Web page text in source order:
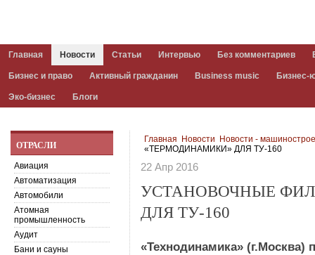
Главная Новости Статьи Интервью Без комментариев
Бизнес и право Активный гражданин Business music Бизнес-
Эко-бизнес Блоги
Главная Новости
Новости -
«ТЕРМОДИНАМИКИ» ДЛЯ ТУ-160
22 Апр 2016
УСТАНОВОЧНЫЕ
ДЛЯ ТУ-160
«Технодинамика» (г.Москва)
ОТРАСЛИ
Авиация
Автоматизация
Автомобили
Атомная
промышленность
Аудит
Бани и сауны